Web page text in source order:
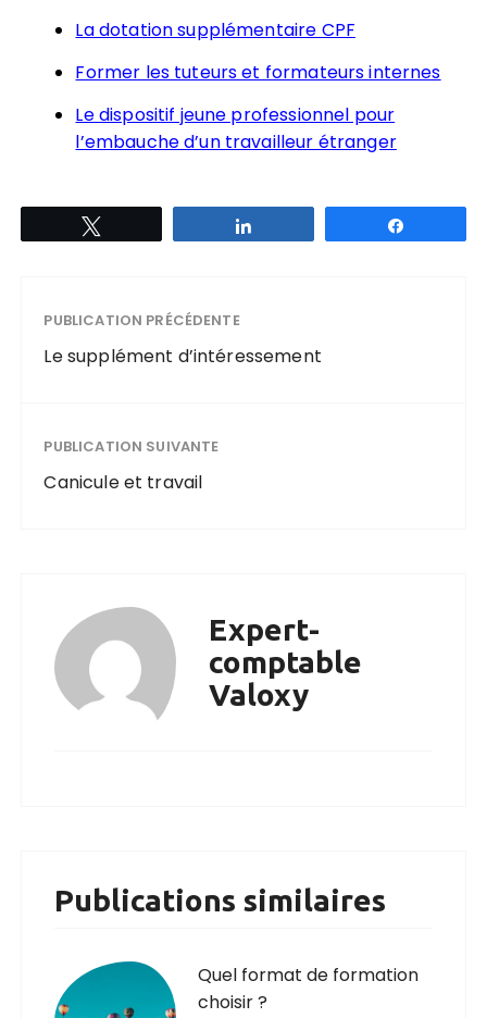
La dotation supplémentaire CPF
Former les tuteurs et formateurs internes
Le dispositif jeune professionnel pour
l’embauche d’un travailleur étranger
PUBLICATION PRÉCÉDENTE
Le supplément d’intéressement
PUBLICATION SUIVANTE
Canicule et travail
Expert-
comptable
Valoxy
Publications similaires
Quel format de formation
choisir ?